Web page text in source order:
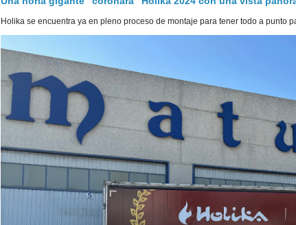
Holika se encuentra ya en pleno proceso de montaje para tener todo a punto